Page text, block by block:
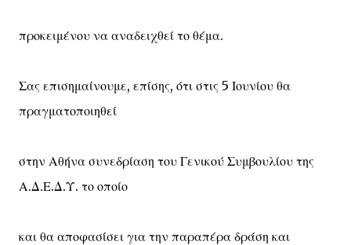
προκειμένου να αναδειχθεί το θέμα.
Σας επισημαίνουμε, επίσης, ότι στις 5 Ιουνίου θα
πραγματοποιηθεί
στην Αθήνα συνεδρίαση του Γενικού Συμβουλίου της
Α.Δ.Ε.Δ.Υ. το οποίο
και θα αποφασίσει για την παραπέρα δράση και